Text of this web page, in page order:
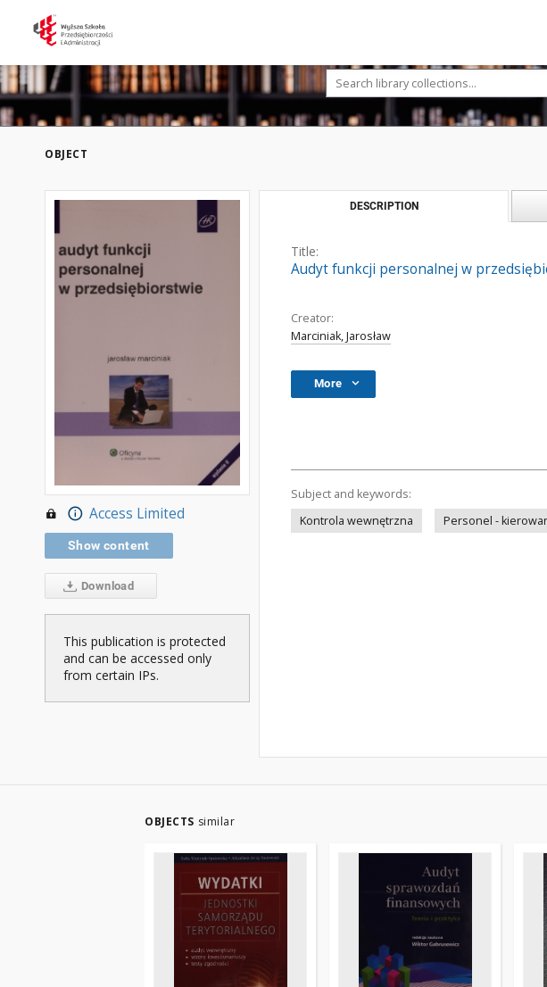
OBJECT
Access Limited
Show content
Download
This publication is protected
and can be accessed only
from certain IPs.
DESCRIPTION
Title:
Audyt funkcji personalnej w
Creator:
Marciniak, Jarosław
More
Subject and keywords:
Kontrola wewnętrzna
Personel -
OBJECTS similar